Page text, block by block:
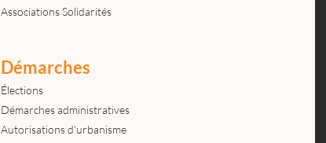
Associations Solidarités
Démarches
Élections
Démarches administratives
Autorisations d'urbanisme